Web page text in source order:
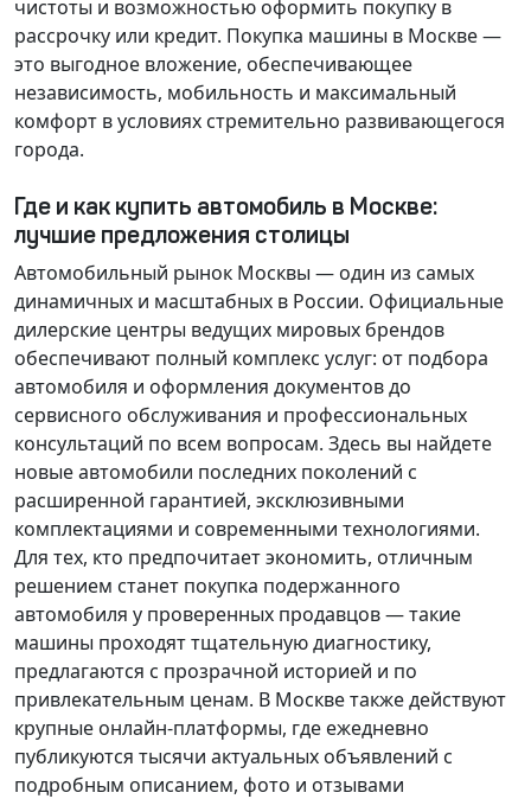
чистоты и возможностью оформить покупку в
рассрочку или кредит. Покупка машины в Москве —
это выгодное вложение, обеспечивающее
независимость, мобильность и максимальный
комфорт в условиях стремительно развивающегося
города.
Где и как купить автомобиль в Москве:
лучшие предложения столицы
Автомобильный рынок Москвы — один из самых
динамичных и масштабных в России. Официальные
дилерские центры ведущих мировых брендов
обеспечивают полный комплекс услуг: от подбора
автомобиля и оформления документов до
сервисного обслуживания и профессиональных
консультаций по всем вопросам. Здесь вы найдете
новые автомобили последних поколений с
расширенной гарантией, эксклюзивными
комплектациями и современными технологиями.
Для тех, кто предпочитает экономить, отличным
решением станет покупка подержанного
автомобиля у проверенных продавцов — такие
машины проходят тщательную диагностику,
предлагаются с прозрачной историей и по
привлекательным ценам. В Москве также действуют
крупные онлайн-платформы, где ежедневно
публикуются тысячи актуальных объявлений с
подробным описанием, фото и отзывами